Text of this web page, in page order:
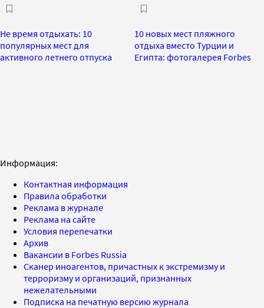
Не время отдыхать: 10
популярных мест для
активного летнего отпуска
10 новых мест пляжного
отдыха вместо Турции и
Египта: фотогалерея Forbes
Информация:
Контактная информация
Правила обработки
Реклама в журнале
Реклама на сайте
Условия перепечатки
Архив
Вакансии в Forbes Russia
Сканер иноагентов, причастных к экстремизму и
терроризму и организаций, признанных
нежелательными
Подписка на печатную версию журнала